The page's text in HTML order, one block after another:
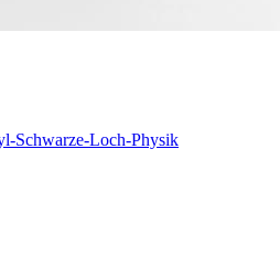
Schwarze-Loch-Physik